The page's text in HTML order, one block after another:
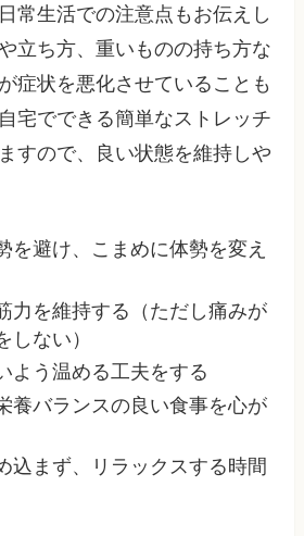
常生活での注意点もお伝えし
立ち方、重いものの持ち方な
症状を悪化させていることも
宅でできる簡単なストレッチ
すので、良い状態を維持しや
を避け、こまめに体勢を変え
力を維持する（ただし痛みが
しない）
よう温める工夫をする
養バランスの良い食事を心が
込まず、リラックスする時間